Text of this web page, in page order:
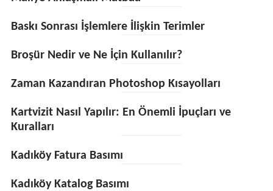
Baskı Sonrası İşlemlere İlişkin Terimler
Broşür Nedir ve Ne İçin Kullanılır?
Zaman Kazandıran Photoshop Kısayolları
Kartvizit Nasıl Yapılır: En Önemli İpuçları ve
Kuralları
Kadıköy Fatura Basımı
Kadıköy Katalog Basımı